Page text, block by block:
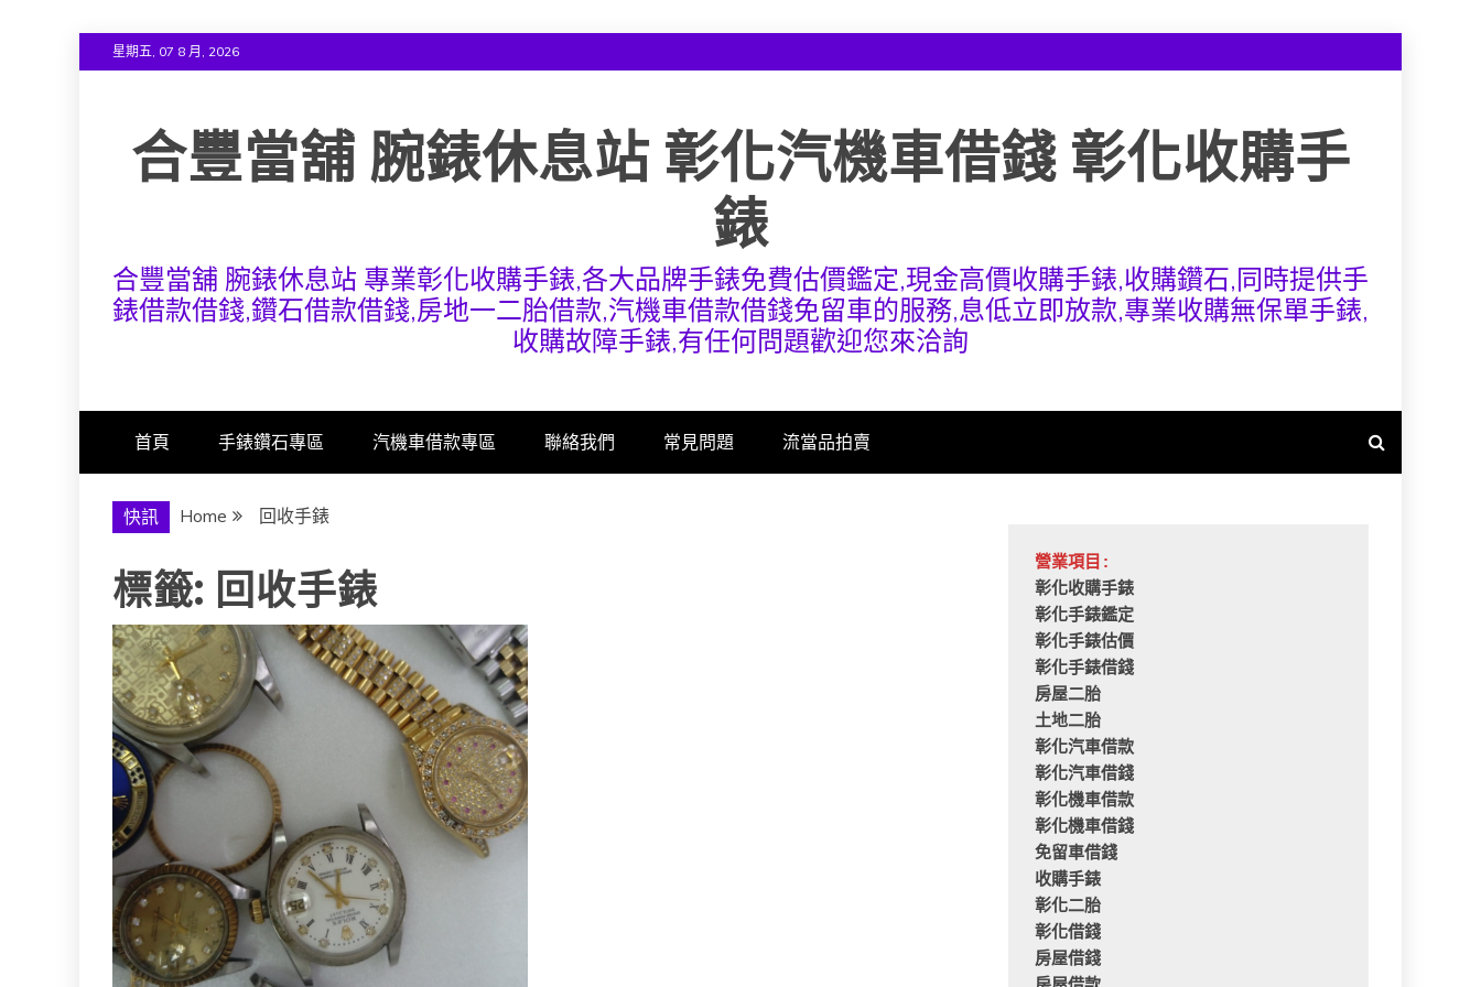
to
星期五, 07 8 月, 2026
合豐當舖 腕錶休息站 彰化汽機車借錢 彰化收購手
錶
合豐當舖 腕錶休息站 專業彰化收購手錶,各大品牌手錶免費估價鑑定,現金高價收購手錶,收購鑽石,同時提供手
錶借款借錢,鑽石借款借錢,房地一二胎借款,汽機車借款借錢免留車的服務,息低立即放款,專業收購無保單手錶,
收購故障手錶,有任何問題歡迎您來洽詢
首頁 手錶鑽石專區 汽機車借款專區 聯絡我們 常見問題 流當品拍賣
快訊 Home 回收手錶
標籤: 回收手錶
營業項目:
彰化收購手錶
彰化手錶鑑定
彰化手錶估價
彰化手錶借錢
房屋二胎
土地二胎
彰化汽車借款
彰化汽車借錢
彰化機車借款
彰化機車借錢
免留車借錢
收購手錶
彰化二胎
彰化借錢
房屋借錢